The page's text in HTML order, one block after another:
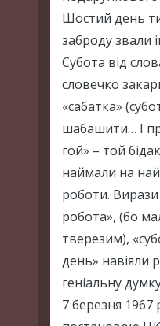
Шостий день
заброду звали
Субота від
словечко
«сабатка»
шабашити… І
гой» – той
наймали на
роботи. Вирази
робота», (бо
тверезим),
день» навіяли
геніальну
7 березня 1967